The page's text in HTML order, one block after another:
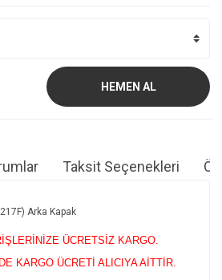
HEMEN AL
Taksit Seçenekleri
Arka Kapak
ÜCRETSİZ KARGO.
KARGO ÜCRETİ ALICIYA AİTTİR.